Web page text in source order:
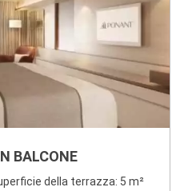
BALCONE
della terrazza: 5 m²